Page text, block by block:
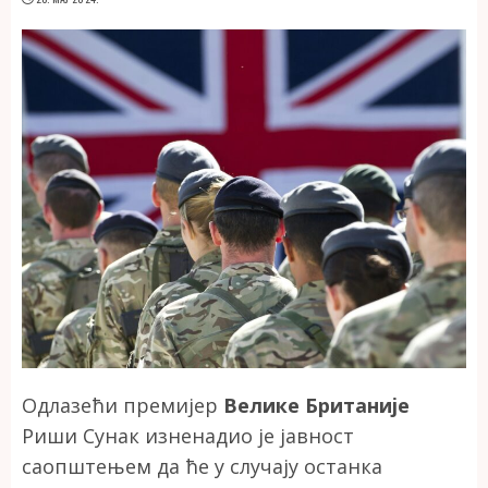
Одлазећи премијер Велике Британије
Риши Сунак изненадио је јавност
саопштењем да ће у случају останка